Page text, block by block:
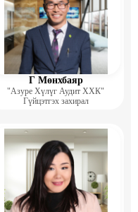
Г Мөнхбаяр
"Азуре Хүлүг Аудит ХХК"
Гүйцэтгэх захирал